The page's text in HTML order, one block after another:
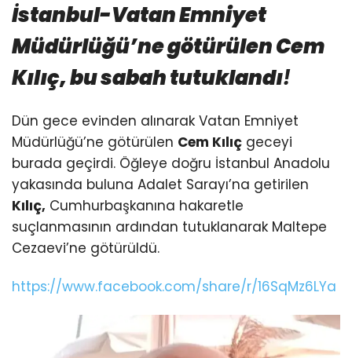
İstanbul-Vatan Emniyet
Müdürlüğü’ne götürülen Cem
Kılıç, bu sabah tutuklandı!
Dün gece evinden alınarak Vatan Emniyet
Müdürlüğü’ne götürülen Cem Kılıç geceyi
burada geçirdi. Öğleye doğru İstanbul Anadolu
yakasında buluna Adalet Sarayı’na getirilen
Kılıç, Cumhurbaşkanına hakaretle
suçlanmasının ardından tutuklanarak Maltepe
Cezaevi’ne götürüldü.
https://www.facebook.com/share/r/16SqMz6LYa